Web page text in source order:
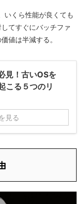
いくら性能が良くても
てすぐにバッチファ
値は半減する。
見！古いOSを
こる５つのリ
見る